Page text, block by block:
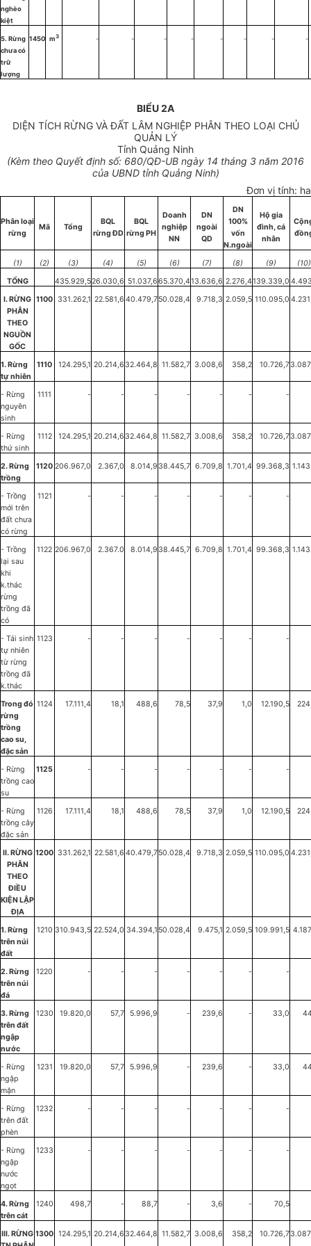
nghèo
kiệt
5. Rừng
chưa có
trữ
lượng
1450 m3 - - - - - - - -
BIỂU 2A
DIỆN TÍCH RỪNG VÀ ĐẤT LÂM NGHIỆP PHÂN THEO LOẠI CHỦ
QUẢN LÝ
Tỉnh Quảng Ninh
(Kèm theo Quyết định số: 680/QĐ-UB ngày 14 tháng 3 năm 2016
của UBND tỉnh Quảng Ninh)
Đơn vị tính: ha
Phân loại
rừng
Mã Tổng
BQL
rừng ĐD
BQL
rừng PH
Doanh
nghiệp
NN
DN
ngoài
QD
DN
100%
vốn
N.ngoài
Hộ gia
đình, cá
nhân
(1) (2) (3) (4) (5) (6) (7) (8) (9)
(10)
TỔNG
435.929,526.030,6 51.037,665.370,413.636,6 2.276,4139.339,0
I. RỪNG
PHÂN
THEO
NGUỒN
GỐC
1100 331.262,1 22.581,6 40.479,750.028,4 9.718,3 2.059,5 110.095,0
1. Rừng
tự nhiên
1110 124.295,1 20.214,6 32.464,8 11.582,7 3.008,6 358,2 10.726,7
- Rừng
nguyên
sinh
1111 - - - - - - -
- Rừng
thứ sinh
1112 124.295,1 20.214,6 32.464,8 11.582,7 3.008,6 358,2 10.726,7
2. Rừng
trồng
1120 206.967,0 2.367,0 8.014,9 38.445,7 6.709,8 1.701,4 99.368,3
- Trồng
mới trên
đất chưa
có rừng
1121 - - - - - - -
- Trồng
lại sau
khi
k.thác
rừng
trồng đã
có
1122 206.967,0 2.367.0 8.014,9 38.445,7 6.709,8 1.701,4 99.368,3
- Tái sinh
tự nhiên
từ rừng
trồng đã
k.thác
1123 - - - - - - -
Trong đó
rừng
trồng
cao su,
đặc sản
1124 17.111,4 18,1 488,6 78,5 37,9 1,0 12.190,5
- Rừng
trồng cao
su
1125 - - - - - - -
- Rừng
trồng cây
đặc sản
1126 17.111,4 18,1 488,6 78,5 37,9 1,0 12.190,5
II. RỪNG
PHÂN
THEO
ĐIỀU
KIỆN LẬP
ĐỊA
1200 331.262,1 22.581,6 40.479,750.028,4 9.718,3 2.059,5 110.095,0
1. Rừng
trên núi
đất
1210 310.943,5 22.524,0 34.394,1 50.028,4 9.475,1 2.059,5 109.991,5
2. Rừng
trên núi
đá
1220 - - - - - - -
3. Rừng
trên đất
ngập
nước
1230 19.820,0 57,7 5.996,9 - 239,6 - 33,0
- Rừng
ngập
mặn
1231 19.820,0 57,7 5.996,9 - 239,6 - 33,0
- Rừng
trên đất
phèn
1232 - - - - - - -
- Rừng
ngập
nước
ngọt
1233 - - - - - - -
4. Rừng
trên cát
1240 498,7 - 88,7 - 3,6 - 70,5
III. RỪNG 1300 124.295,1 20.214,6 32.464,8 11.582,7 3.008,6 358,2 10.726,7